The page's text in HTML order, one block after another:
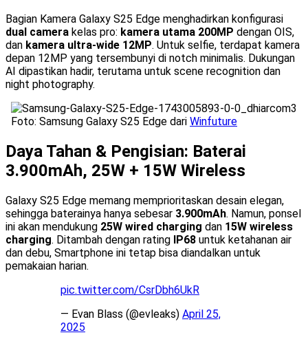
Bagian Kamera Galaxy S25 Edge menghadirkan konfigurasi
dual camera kelas pro: kamera utama 200MP dengan OIS,
dan kamera ultra-wide 12MP. Untuk selfie, terdapat kamera
depan 12MP yang tersembunyi di notch minimalis. Dukungan
AI dipastikan hadir, terutama untuk scene recognition dan
night photography.
Foto: Samsung Galaxy S25 Edge dari Winfuture
Daya Tahan & Pengisian: Baterai
3.900mAh, 25W + 15W Wireless
Galaxy S25 Edge memang memprioritaskan desain elegan,
sehingga baterainya hanya sebesar 3.900mAh. Namun, ponsel
ini akan mendukung 25W wired charging dan 15W wireless
charging. Ditambah dengan rating IP68 untuk ketahanan air
dan debu, Smartphone ini tetap bisa diandalkan untuk
pemakaian harian.
pic.twitter.com/CsrDbh6UkR
— Evan Blass (@evleaks) April 25,
2025